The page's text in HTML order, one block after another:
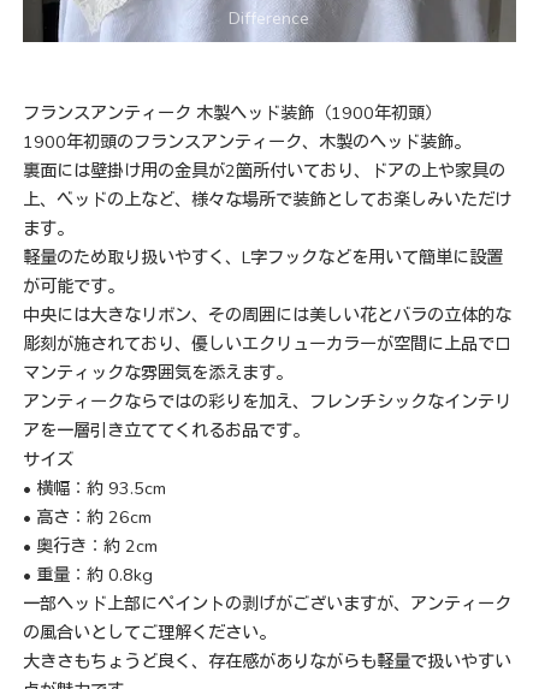
フランスアンティーク 木製ヘッド装飾（1900年初頭）
1900年初頭のフランスアンティーク、木製のヘッド装飾。
裏面には壁掛け用の金具が2箇所付いており、ドアの上や家具の
上、ベッドの上など、様々な場所で装飾としてお楽しみいただけ
ます。
軽量のため取り扱いやすく、L字フックなどを用いて簡単に設置
が可能です。
中央には大きなリボン、その周囲には美しい花とバラの立体的な
彫刻が施されており、優しいエクリューカラーが空間に上品でロ
マンティックな雰囲気を添えます。
アンティークならではの彩りを加え、フレンチシックなインテリ
アを一層引き立ててくれるお品です。
サイズ
• 横幅：約 93.5cm
• 高さ：約 26cm
• 奥行き：約 2cm
• 重量：約 0.8kg
一部ヘッド上部にペイントの剥げがございますが、アンティーク
の風合いとしてご理解ください。
大きさもちょうど良く、存在感がありながらも軽量で扱いやすい